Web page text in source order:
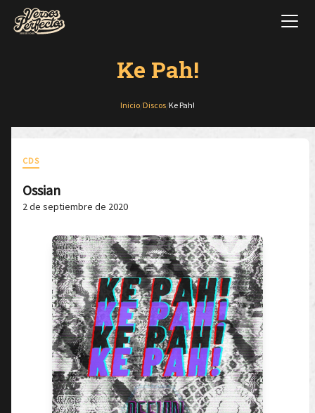
Ke Pah!
Inicio Discos Ke Pah!
CDS
Ossian
2 de septiembre de 2020